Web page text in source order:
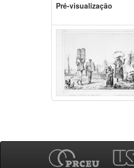
Pré-visualização